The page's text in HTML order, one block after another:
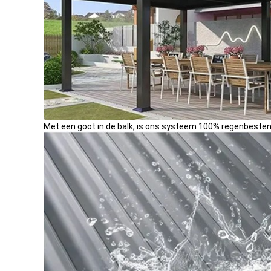
Met een goot in de balk, is ons systeem 100%